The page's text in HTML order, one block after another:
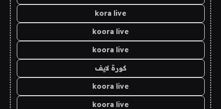
kora live
koora live
koora live
كورة لايف
koora live
koora live